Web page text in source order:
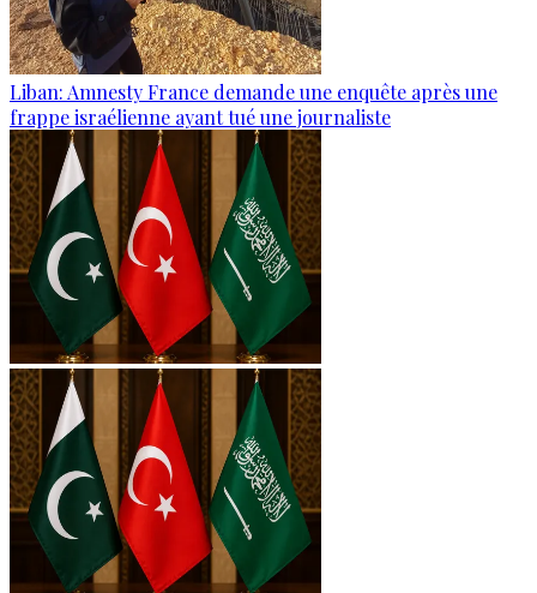
Liban: Amnesty France demande une enquête après une
frappe israélienne ayant tué une journaliste